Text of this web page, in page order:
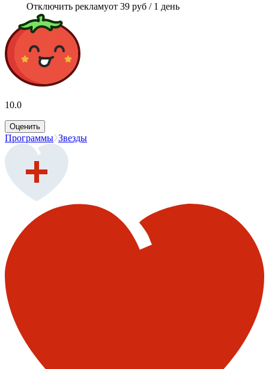
Отключить рекламуот 39 руб / 1 день
10.0
Оценить
Программы Звезды